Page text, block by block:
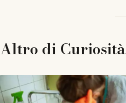
Altro di Curiosità